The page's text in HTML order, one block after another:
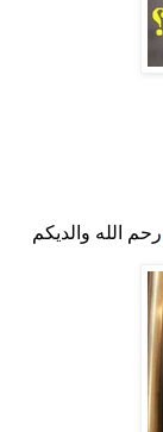
رحم الله والديكم